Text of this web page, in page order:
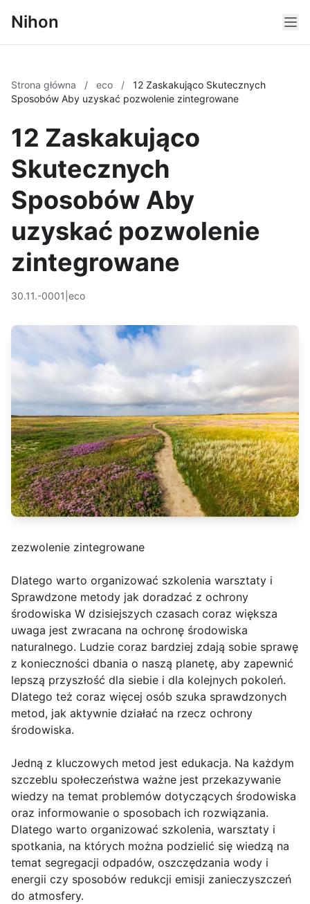
Nihon
Strona główna / eco /
12 Zaskakująco Skutecznych
Sposobów Aby uzyskać pozwolenie zintegrowane
12 Zaskakująco
Skutecznych
Sposobów Aby
uzyskać pozwolenie
zintegrowane
30.11.-0001 eco
zezwolenie zintegrowane
Dlatego warto organizować szkolenia warsztaty i
Sprawdzone metody jak doradzać z ochrony
środowiska W dzisiejszych czasach coraz większa
uwaga jest zwracana na ochronę środowiska
naturalnego. Ludzie coraz bardziej zdają sobie sprawę
z konieczności dbania o naszą planetę, aby zapewnić
lepszą przyszłość dla siebie i dla kolejnych pokoleń.
Dlatego też coraz więcej osób szuka sprawdzonych
metod, jak aktywnie działać na rzecz ochrony
środowiska.
Jedną z kluczowych metod jest edukacja. Na każdym
szczeblu społeczeństwa ważne jest przekazywanie
wiedzy na temat problemów dotyczących środowiska
oraz informowanie o sposobach ich rozwiązania.
Dlatego warto organizować szkolenia, warsztaty i
spotkania, na których można podzielić się wiedzą na
temat segregacji odpadów, oszczędzania wody i
energii czy sposobów redukcji emisji zanieczyszczeń
do atmosfery.